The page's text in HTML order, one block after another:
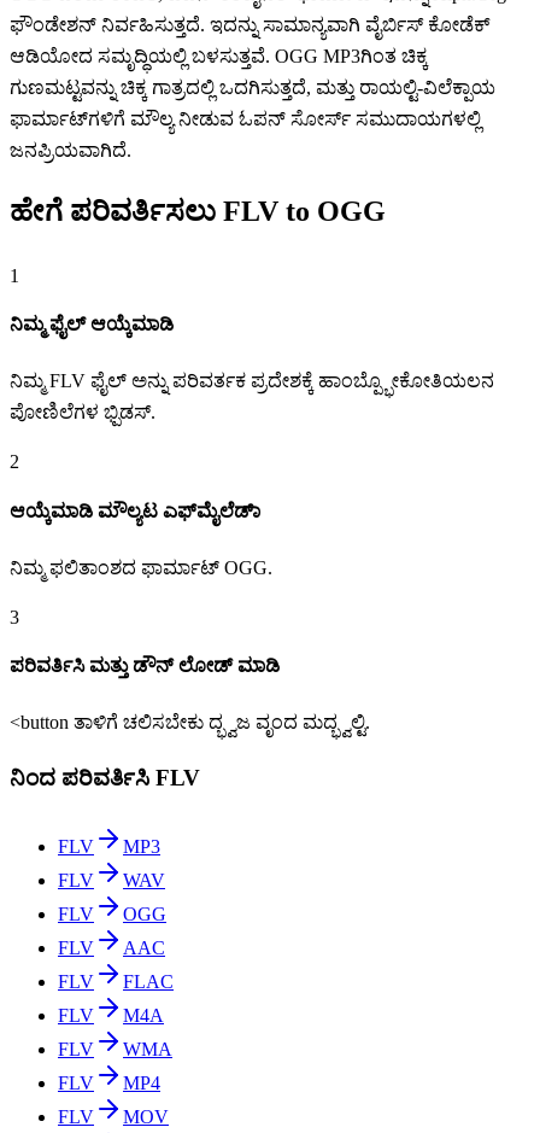
ಫೌಂಡೇಶನ್ ನಿರ್ವಹಿಸುತ್ತದೆ. ಇದನ್ನು ಸಾಮಾನ್ಯವಾಗಿ ವೈರ್ಬಿಸ್ ಕೋಡೆಕ್
ಆಡಿಯೋದ ಸಮೃದ್ಧಿಯಲ್ಲಿ ಬಳಸುತ್ತವೆ. OGG MP3ಗಿಂತ ಚಿಕ್ಕ
ಗುಣಮಟ್ಟವನ್ನು ಚಿಕ್ಕ ಗಾತ್ರದಲ್ಲಿ ಒದಗಿಸುತ್ತದೆ, ಮತ್ತು ರಾಯಲ್ಟಿ-ವಿಲೆಕ್ಪಾಯ
ಫಾರ್ಮಾಟ್‌ಗಳಿಗೆ ಮೌಲ್ಯ ನೀಡುವ ಓಪನ್ ಸೋರ್ಸ್ ಸಮುದಾಯಗಳಲ್ಲಿ
ಜನಪ್ರಿಯವಾಗಿದೆ.
ಹೇಗೆ ಪರಿವರ್ತಿಸಲು FLV to OGG
1
ನಿಮ್ಮ ಫೈಲ್ ಆಯ್ಕೆಮಾಡಿ
ನಿಮ್ಮ FLV ಫೈಲ್ ಅನ್ನು ಪರಿವರ್ತಕ ಪ್ರದೇಶಕ್ಕೆ ಹಾಂಬ್ಪ್ಭೋಕೋತಿಯಲನ
ಪೋಣಿಲೆಗಳ ಭ್ಪಿಡಸ್.
2
ಆಯ್ಕೆಮಾಡಿ ಮೌಲ್ಯಟ ಎಫ್‌ಮೈಲೆಡಾ್
ನಿಮ್ಮ ಫಲಿತಾಂಶದ ಫಾರ್ಮಾಟ್ OGG.
3
ಪರಿವರ್ತಿಸಿ ಮತ್ತು ಡೌನ್ ಲೋಡ್ ಮಾಡಿ
<button ತಾಳಿಗೆ ಚಲಿಸಬೇಕು ದ್ಭ್ವಜ ವೃಂದ ಮದ್ಭ್ವಲ್ಟಿ.
ನಿಂದ ಪರಿವರ್ತಿಸಿ FLV
FLV
MP3
FLV
WAV
FLV
OGG
FLV
AAC
FLV
FLAC
FLV
M4A
FLV
WMA
FLV
MP4
FLV
MOV